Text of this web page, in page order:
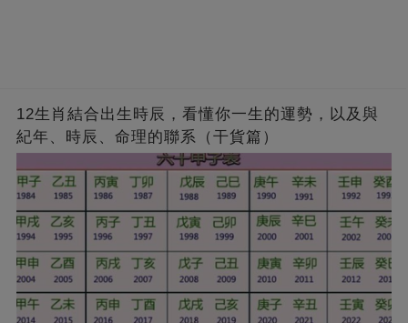
12生肖結合出生時辰，看懂你一生的運勢，以及與
紀年、時辰、命理的聯系（干貨篇）